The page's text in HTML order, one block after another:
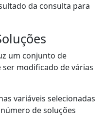
da consulta para
um conjunto de
modificado de várias
variáveis selecionadas
de soluções